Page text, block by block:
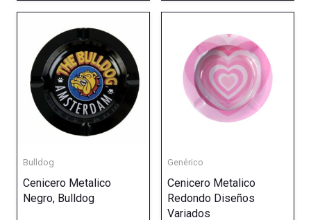
Bulldog
Cenicero Metalico
Negro, Bulldog
Genérico
Cenicero Metalico
Redondo Diseños
Variados